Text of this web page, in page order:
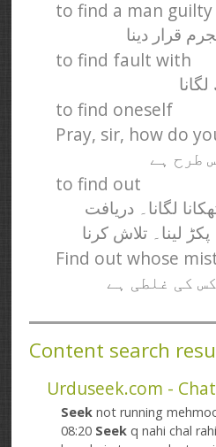
to find a man guilty
قرار دینا
to find fault with
to find oneself
Pray, sir, how do
طرح ہے
to find out
لگانا۔ دریافت
لینا۔ تلاش کرنا
Find out whose
کی غلطی ہے
Content search
Urduseek.com - Chat
Seek not running
08:20 Seek q nahi chal